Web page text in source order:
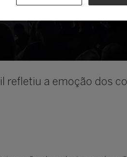
refletiu a emoção dos